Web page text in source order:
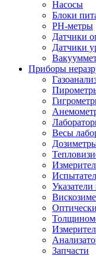
Насосы
Блоки
PH-метры
Датчики
Датчики
Приборы
Весы
Запчасти